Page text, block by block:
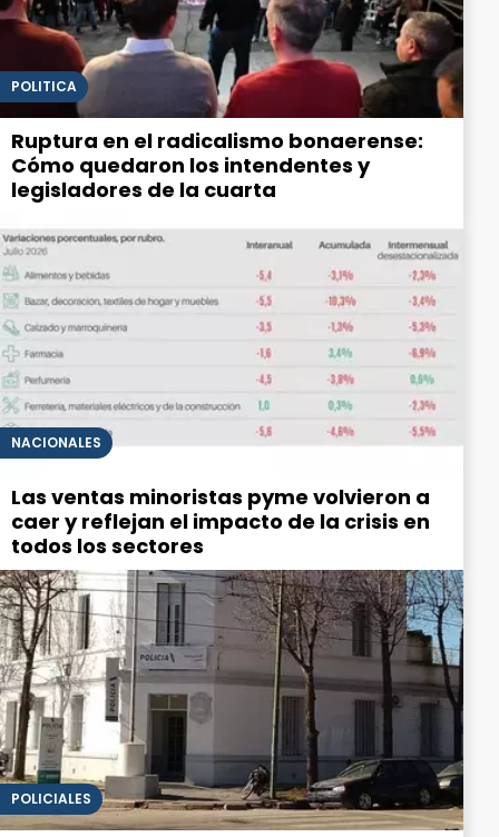
POLITICA
Ruptura en el radicalismo bonaerense:
Cómo quedaron los intendentes y
legisladores de la cuarta
NACIONALES
Las ventas minoristas pyme volvieron a
caer y reflejan el impacto de la crisis en
todos los sectores
POLICIALES